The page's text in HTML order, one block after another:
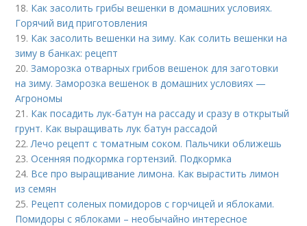
18. Как засолить грибы вешенки в домашних условиях.
Горячий вид приготовления
19. Как засолить вешенки на зиму. Как солить вешенки на
зиму в банках: рецепт
20.Заморозка отварных грибов вешенок для заготовки
на зиму. Заморозка вешенок в домашних условиях —
Агрономы
21. Как посадить лук-батун на рассаду и сразу в открытый
грунт. Как выращивать лук батун рассадой
22. Лечо рецепт с томатным соком. Пальчики оближешь
23.Осенняя подкормка гортензий. Подкормка
24. Все про выращивание лимона. Как вырастить лимон
из семян
25. Рецепт соленых помидоров с горчицей и яблоками.
Помидоры с яблоками – необычайно интересное